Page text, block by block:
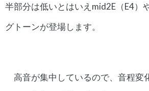
半部分は低いとはいえmid2E（E4）
グトーンが登場します。
高音が集中しているので、音程変